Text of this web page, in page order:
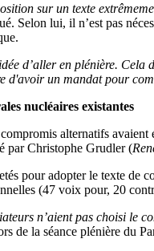
sur un texte
Selon lui, il n’est pas
d’aller en plénière.
d'avoir un mandat pour
nucléaires existantes
alternatifs
par Christophe Grudler (
pour adopter le texte de
(47 voix pour, 20
n’aient pas choisi le
de la séance plénière du